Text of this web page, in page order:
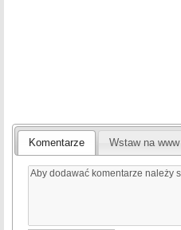
Komentarze Wstaw na www